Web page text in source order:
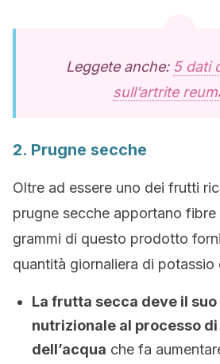
Leggete anche: 5 dati
sull’artrite
2. Prugne secche
Oltre ad essere uno dei frutti
prugne secche apportano fibre
grammi di questo prodotto
quantità giornaliera di potassio
La frutta secca deve il
nutrizionale al processo
dell’acqua che fa